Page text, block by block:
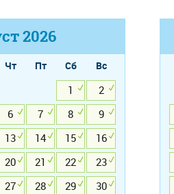
2026
Чт Пт Сб
Вс
1
2
6 7 8
9
13 14 15
16
20 21 22
23
27 28 29
30